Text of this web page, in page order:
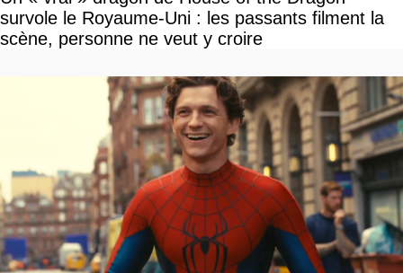
survole le Royaume-Uni : les passants filment la
scène, personne ne veut y croire